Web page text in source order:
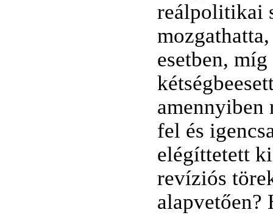
reálpolitikai
esetben,
amennyiben
fel és
elégíttetett
revíziós
alapvetően?